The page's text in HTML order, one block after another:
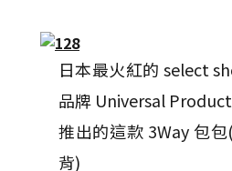
日本最火紅的 select
品牌 Universal
推出的這款 3Way 包
背)